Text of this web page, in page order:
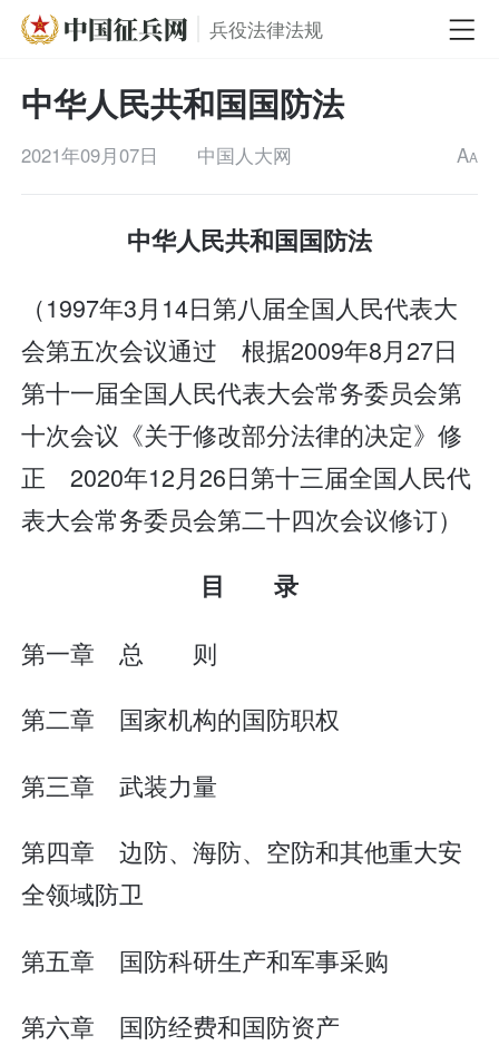
兵役法律法规
中华人民共和国国防法
2021年09月07日 中国人大网 AA
中华人民共和国国防法
（1997年3月14日第八届全国人民代表大
会第五次会议通过 根据2009年8月27日
第十一届全国人民代表大会常务委员会第
十次会议《关于修改部分法律的决定》修
正 2020年12月26日第十三届全国人民代
表大会常务委员会第二十四次会议修订）
目 录
第一章 总 则
第二章 国家机构的国防职权
第三章 武装力量
第四章 边防、海防、空防和其他重大安
全领域防卫
第五章 国防科研生产和军事采购
第六章 国防经费和国防资产